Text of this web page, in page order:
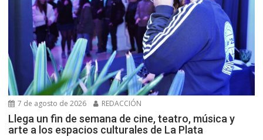
7 de agosto de 2026 REDACCIÓN
Llega un fin de semana de cine, teatro, música y
arte a los espacios culturales de La Plata